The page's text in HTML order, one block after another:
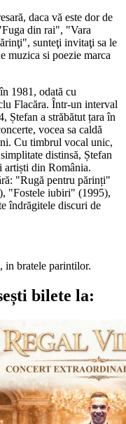
daca vă este dor de
din rai", "Vara
sunteţi invitaţi sa le
muzica si poezie marca
1981, odată cu
Flacăra. Într-un interval
Ștefan a străbătut țara în
vocea sa caldă
Cu timbrul vocal unic,
distinsă, Ștefan
artiști din România.
"Rugă pentru părinți"
"Fostele iubiri" (1995),
îndrăgitele discuri de
in bratele parintilor.
bilete la: